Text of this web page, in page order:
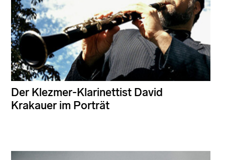
Der Klezmer-Klarinettist David
Krakauer im Porträt